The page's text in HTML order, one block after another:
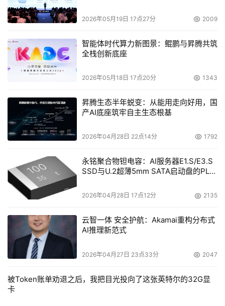
2026年05月19日 17点27分 2009
智能体时代算力新图景：鲲鹏与昇腾共筑
全栈创新底座
2026年05月18日 17点20分 1343
昇腾生态半年蜕变：从能用走向好用，国
产AI底座筑牢自主生态根基
2026年04月28日 22点14分 1792
永铭聚合物钽电容：AI服务器E1.S/E3.S
SSD与U.2超薄5mm SATA启动盘的PLP
2026年04月28日 17点12分 2135
云智一体 安全护航：Akamai重构分布式
AI推理新范式
2026年04月27日 23点33分 2047
被Token账单劝退之后，我把目光投向了这张英特尔的32G显
卡